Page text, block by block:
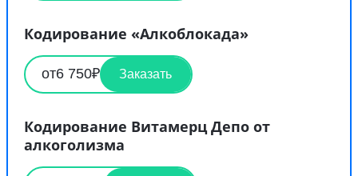
Кодирование «Алкоблокада»
от6 750₽ Заказать
Кодирование Витамерц Депо от
алкоголизма